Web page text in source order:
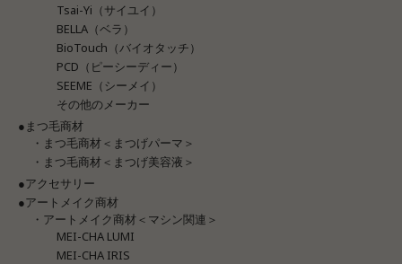
Tsai-Yi（サイユイ）
BELLA（ベラ）
BioTouch（バイオタッチ）
PCD（ピーシーディー）
SEEME（シーメイ）
その他のメーカー
●まつ毛商材
・まつ毛商材＜まつげパーマ＞
・まつ毛商材＜まつげ美容液＞
●アクセサリー
●アートメイク商材
・アートメイク商材＜マシン関連＞
MEI-CHA LUMI
MEI-CHA IRIS